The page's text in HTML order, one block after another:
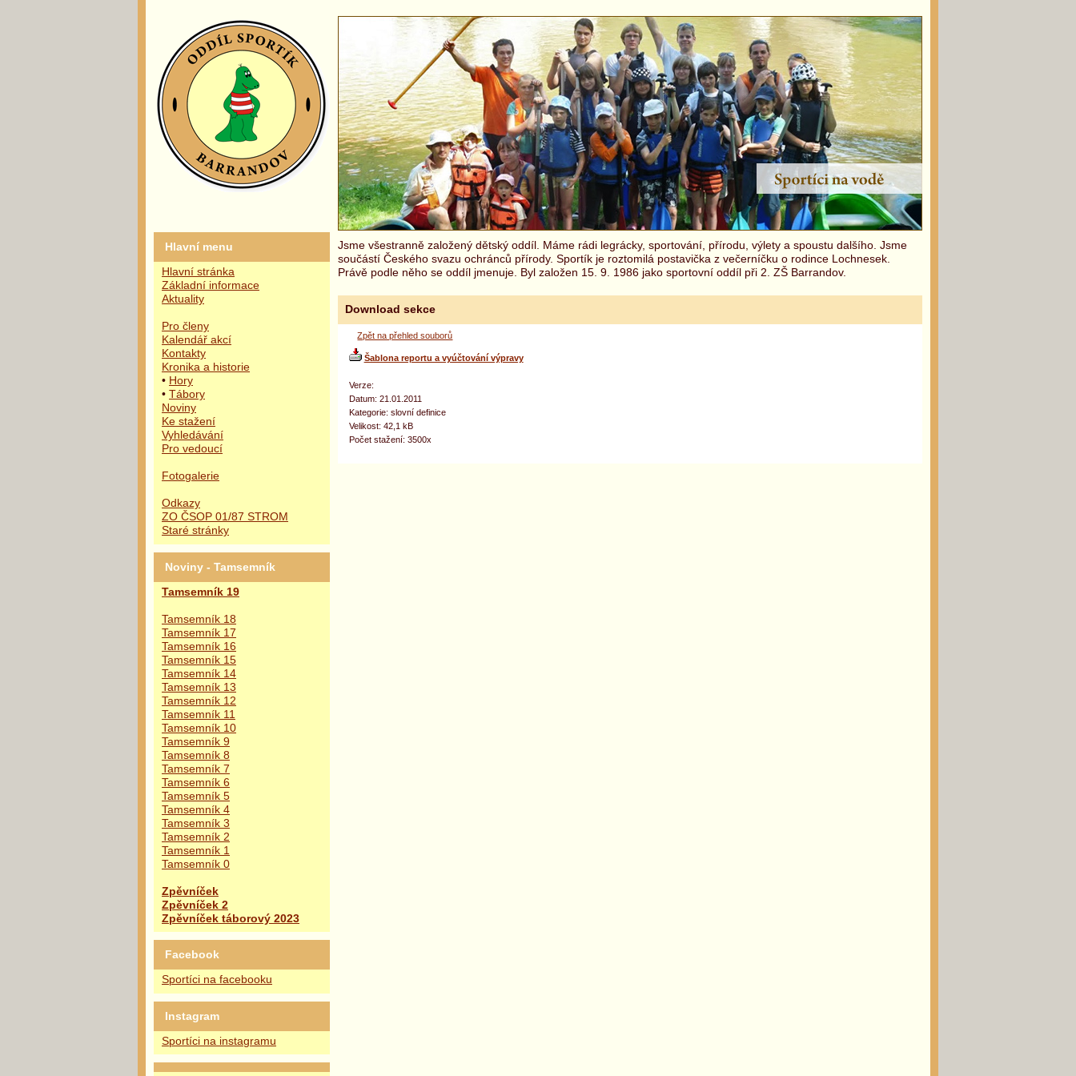
Hlavní menu
Hlavní stránka
Základní informace
Aktuality
Pro členy
Kalendář akcí
Kontakty
Kronika a historie
• Hory
• Tábory
Noviny
Ke stažení
Vyhledávání
Pro vedoucí
Fotogalerie
Odkazy
ZO ČSOP 01/87 STROM
Staré stránky
Noviny - Tamsemník
Tamsemník 19
Tamsemník 18
Tamsemník 17
Tamsemník 16
Tamsemník 15
Tamsemník 14
Tamsemník 13
Tamsemník 12
Tamsemník 11
Tamsemník 10
Tamsemník 9
Tamsemník 8
Tamsemník 7
Tamsemník 6
Tamsemník 5
Tamsemník 4
Tamsemník 3
Tamsemník 2
Tamsemník 1
Tamsemník 0
Zpěvníček
Zpěvníček 2
Zpěvníček táborový 2023
Facebook
Sportíci na facebooku
Instagram
Sportíci na instagramu
Jsme všestranně založený dětský oddíl. Máme rádi legrácky, sportování, přírodu, výlety a spoustu dalšího. Jsme
součástí Českého svazu ochránců přírody. Sportík je roztomilá postavička z večerníčku o rodince Lochnesek.
Právě podle něho se oddíl jmenuje. Byl založen 15. 9. 1986 jako sportovní oddíl při 2. ZŠ Barrandov.
Download sekce
Zpět na přehled souborů
Šablona reportu a vyúčtování výpravy
Verze:
Datum: 21.01.2011
Kategorie: slovní definice
Velikost: 42,1 kB
Počet stažení: 3500x